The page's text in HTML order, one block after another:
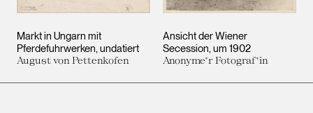
Markt in Ungarn mit
Pferdefuhrwerken undatiert
August von Pettenkofen
Ansicht der Wiener
Secession um 1902
Anonyme*r Fotograf*in